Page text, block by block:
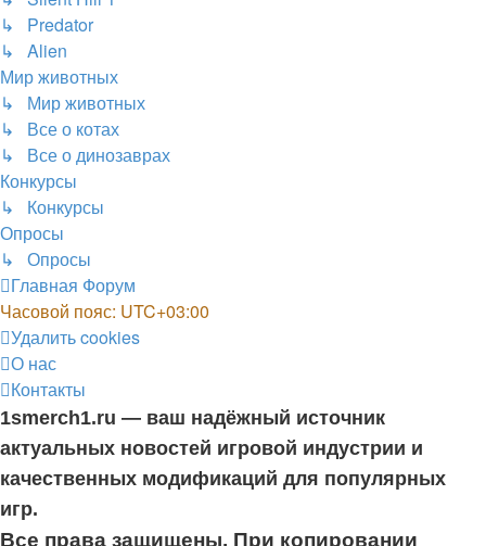
↳ Predator
↳ Alien
Мир животных
↳ Мир животных
↳ Все о котах
↳ Все о динозаврах
Конкурсы
↳ Конкурсы
Опросы
↳ Опросы
Главная Форум
Часовой пояс: UTC+03:00
Удалить cookies
О нас
Контакты
1smerch1.ru — ваш надёжный источник
актуальных новостей игровой индустрии и
качественных модификаций для популярных
игр.
Все права защищены. При копировании